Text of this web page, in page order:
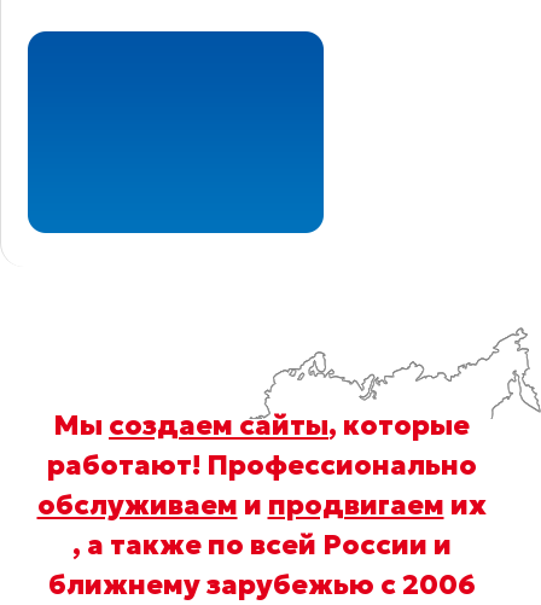
Мы создаем сайты, которые
работают! Профессионально
обслуживаем и продвигаем их
, а также по всей России и
ближнему зарубежью с 2006